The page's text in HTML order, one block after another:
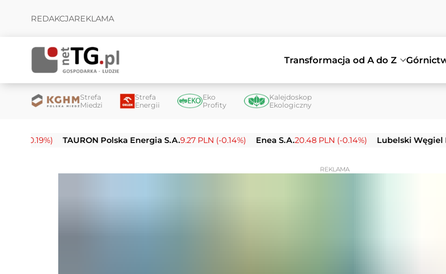
REDAKCJAREKLAMA
Transformacja od A do Z
Strefa
Miedzi
Strefa
Energii
Eko
Profity
Kalejdoskop
Ekologiczny
TAURON Polska Energia S.A.9.27 PLN (-0.14%) Enea S.A.20.48 PLN (-0.14%) Lubelski Węgiel
REKLAMA